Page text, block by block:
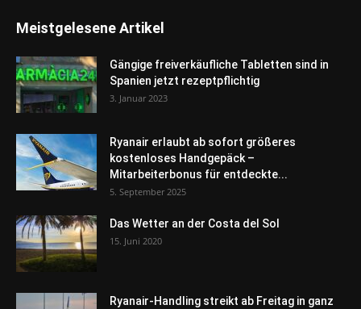
Meistgelesene Artikel
Gängige freiverkäufliche Tabletten sind in
Spanien jetzt rezeptpflichtig
3. Januar 2023
Ryanair erlaubt ab sofort größeres
kostenloses Handgepäck –
Mitarbeiterbonus für entdeckte...
5. September 2025
Das Wetter an der Costa del Sol
15. Juni 2020
Ryanair-Handling streikt ab Freitag in ganz